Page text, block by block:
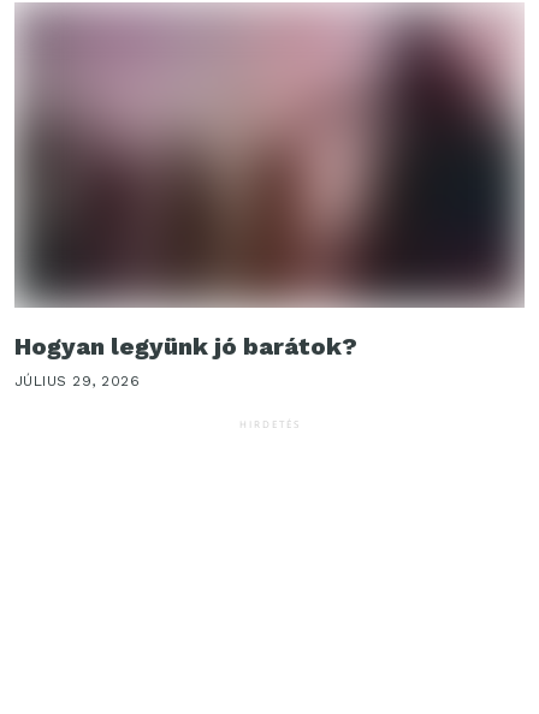
Hogyan legyünk jó barátok?
JÚLIUS 29, 2026
HIRDETÉS